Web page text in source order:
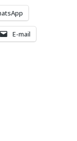
E-mail